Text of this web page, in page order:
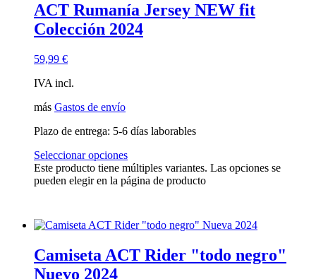
ACT Rumanía Jersey NEW fit
Colección 2024
59,99 €
IVA incl.
más Gastos de envío
Plazo de entrega: 5-6 días laborables
Seleccionar opciones
Este producto tiene múltiples variantes. Las opciones se
pueden elegir en la página de producto
Camiseta ACT Rider "todo negro"
Nuevo 2024